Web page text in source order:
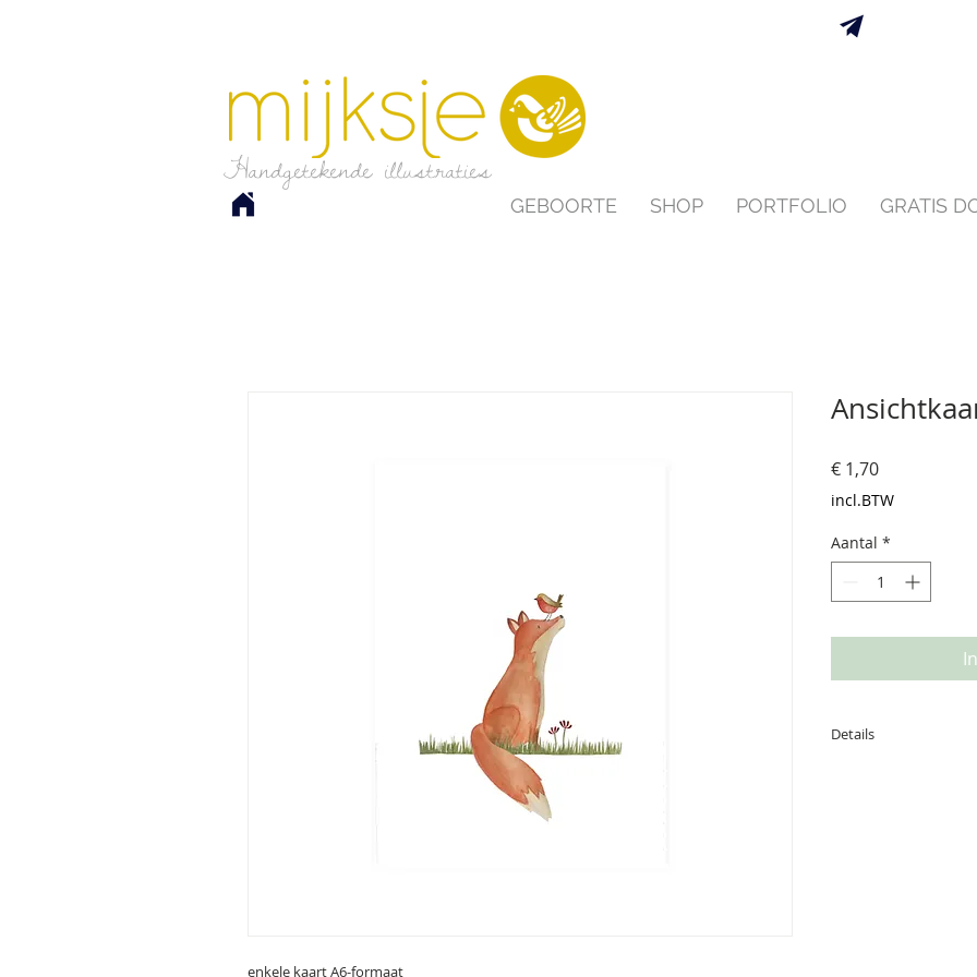
Handgetekende illustraties
GEBOORTE SHOP PORTFOLIO GRATIS
enkele kaart A6-formaat
€ 1,70Prijs
incl.BTW
Aantal *
Details